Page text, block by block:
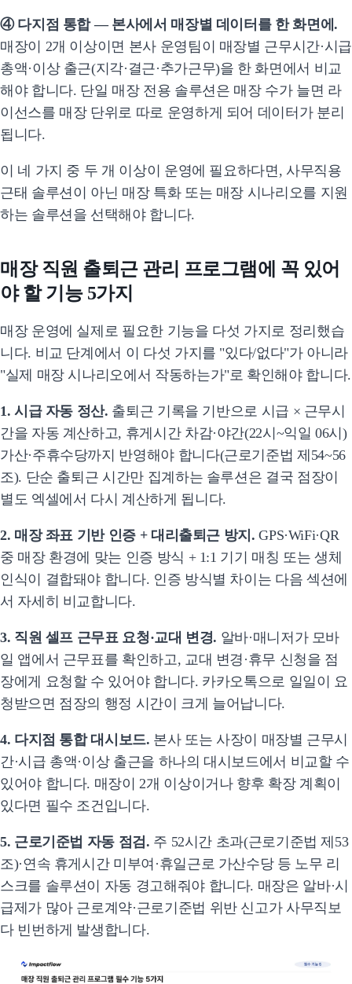
④ 다지점 통합 — 본사에서 매장별 데이터를 한 화면에.
매장이 2개 이상이면 본사 운영팀이 매장별 근무시간·시급
총액·이상 출근(지각·결근·추가근무)을 한 화면에서 비교
해야 합니다. 단일 매장 전용 솔루션은 매장 수가 늘면 라
이선스를 매장 단위로 따로 운영하게 되어 데이터가 분리
됩니다.
이 네 가지 중 두 개 이상이 운영에 필요하다면, 사무직용
근태 솔루션이 아닌 매장 특화 또는 매장 시나리오를 지원
하는 솔루션을 선택해야 합니다.
매장 직원 출퇴근 관리 프로그램에 꼭 있어
야 할 기능 5가지
매장 운영에 실제로 필요한 기능을 다섯 가지로 정리했습
니다. 비교 단계에서 이 다섯 가지를 "있다/없다"가 아니라
"실제 매장 시나리오에서 작동하는가"로 확인해야 합니다.
1. 시급 자동 정산. 출퇴근 기록을 기반으로 시급 × 근무시
간을 자동 계산하고, 휴게시간 차감·야간(22시~익일 06시)
가산·주휴수당까지 반영해야 합니다(근로기준법 제54~56
조). 단순 출퇴근 시간만 집계하는 솔루션은 결국 점장이
별도 엑셀에서 다시 계산하게 됩니다.
2. 매장 좌표 기반 인증 + 대리출퇴근 방지. GPS·WiFi·QR
중 매장 환경에 맞는 인증 방식 + 1:1 기기 매칭 또는 생체
인식이 결합돼야 합니다. 인증 방식별 차이는 다음 섹션에
서 자세히 비교합니다.
3. 직원 셀프 근무표 요청·교대 변경. 알바·매니저가 모바
일 앱에서 근무표를 확인하고, 교대 변경·휴무 신청을 점
장에게 요청할 수 있어야 합니다. 카카오톡으로 일일이 요
청받으면 점장의 행정 시간이 크게 늘어납니다.
4. 다지점 통합 대시보드. 본사 또는 사장이 매장별 근무시
간·시급 총액·이상 출근을 하나의 대시보드에서 비교할 수
있어야 합니다. 매장이 2개 이상이거나 향후 확장 계획이
있다면 필수 조건입니다.
5. 근로기준법 자동 점검. 주 52시간 초과(근로기준법 제53
조)·연속 휴게시간 미부여·휴일근로 가산수당 등 노무 리
스크를 솔루션이 자동 경고해줘야 합니다. 매장은 알바·시
급제가 많아 근로계약·근로기준법 위반 신고가 사무직보
다 빈번하게 발생합니다.